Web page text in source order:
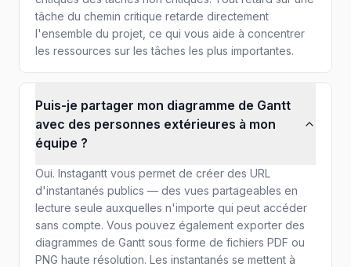
tâche du chemin critique retarde directement
l'ensemble du projet, ce qui vous aide à concentrer
les ressources sur les tâches les plus importantes.
Puis-je partager mon diagramme de Gantt
avec des personnes extérieures à mon
équipe ?
Oui. Instagantt vous permet de créer des URL
d'instantanés publics — des vues partageables en
lecture seule auxquelles n'importe qui peut accéder
sans compte. Vous pouvez également exporter des
diagrammes de Gantt sous forme de fichiers PDF ou
PNG haute résolution. Les instantanés se mettent à